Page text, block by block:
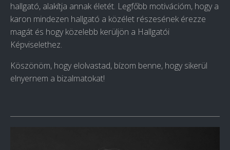
hallgató, alakítja annak életét. Legfőbb motivációm, hogy a
karon mindezen hallgató a közélet részesének érezze
magát és hogy közelebb kerüljön a Hallgatói
Képviselethez.
Köszönöm, hogy elolvastad, bízom benne, hogy sikerül
elnyernem a bizalmatokat!